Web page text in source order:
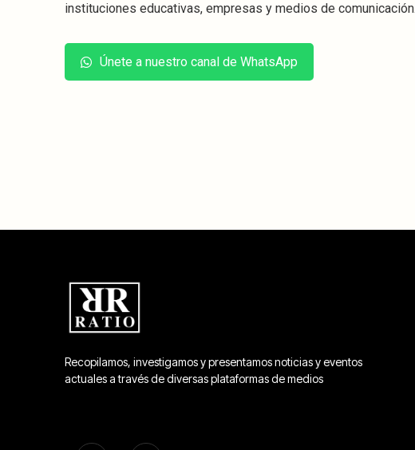
instituciones educativas, empresas y medios de comunicación.
Únete a nuestro canal de WhatsApp
Recopilamos, investigamos y presentamos noticias y eventos
actuales a través de diversas plataformas de medios